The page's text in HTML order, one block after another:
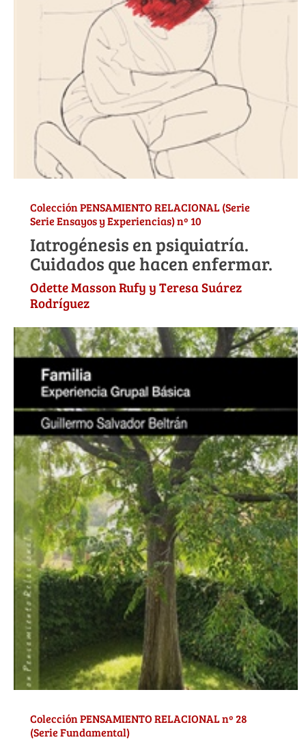
Colección PENSAMIENTO RELACIONAL (Serie
Serie Ensayos y Experiencias) nº 10
Iatrogénesis en psiquiatría.
Cuidados que hacen enfermar.
Odette Masson Rufy y Teresa Suárez
Rodríguez
Colección PENSAMIENTO RELACIONAL nº 28
(Serie Fundamental)